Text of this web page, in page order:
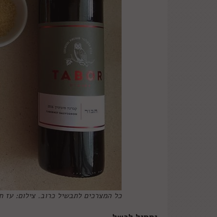
כל המצרכים לתבשיל כרוב. צילום: עז